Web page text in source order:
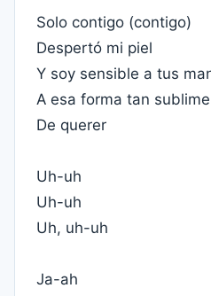
Solo contigo (contigo)
Despertó mi piel
Y soy sensible a tus
A esa forma tan sublime
De querer
Uh-uh
Uh-uh
Uh, uh-uh
Ja-ah